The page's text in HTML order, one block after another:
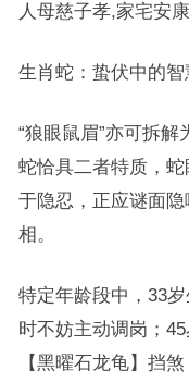
人母慈子孝,家宅安康
生肖蛇：蛰伏中的智
“狼眼鼠眉”亦可拆解
蛇恰具二者特质，
于隐忍，正应谜面
相。
特定年龄段中，33
时不妨主动调岗；
【黑曜石龙龟】挡